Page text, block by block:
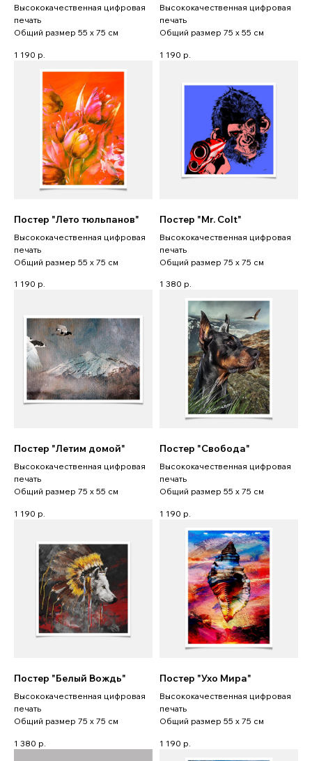
Высококачественная цифровая
печать
Общий размер 55 x 75 см
1 190 р.
Высококачественная цифровая
печать
Общий размер 75 x 55 см
1 190 р.
Постер "Лето тюльпанов"
Высококачественная цифровая
печать
Общий размер 55 x 75 см
1 190 р.
Постер "Mr. Colt"
Высококачественная цифровая
печать
Общий размер 75 x 75 см
1 380 р.
Постер "Летим домой"
Высококачественная цифровая
печать
Общий размер 75 x 55 см
1 190 р.
Постер "Свобода"
Высококачественная цифровая
печать
Общий размер 55 x 75 см
1 190 р.
Постер "Белый Вождь"
Высококачественная цифровая
печать
Общий размер 75 x 75 см
1 380 р.
Постер "Ухо Мира"
Высококачественная цифровая
печать
Общий размер 55 x 75 см
1 190 р.